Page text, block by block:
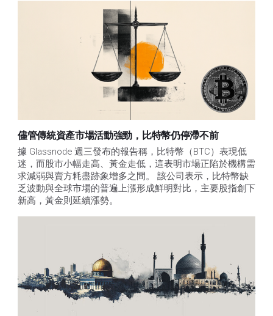
儘管傳統資產市場活動強勁，比特幣仍停滯不前
據 Glassnode 週三發布的報告稱，比特幣（BTC）表現低
迷，而股市小幅走高、黃金走低，這表明市場正陷於機構需
求減弱與賣方耗盡跡象增多之間。 該公司表示，比特幣缺
乏波動與全球市場的普遍上漲形成鮮明對比，主要股指創下
新高，黃金則延續漲勢。